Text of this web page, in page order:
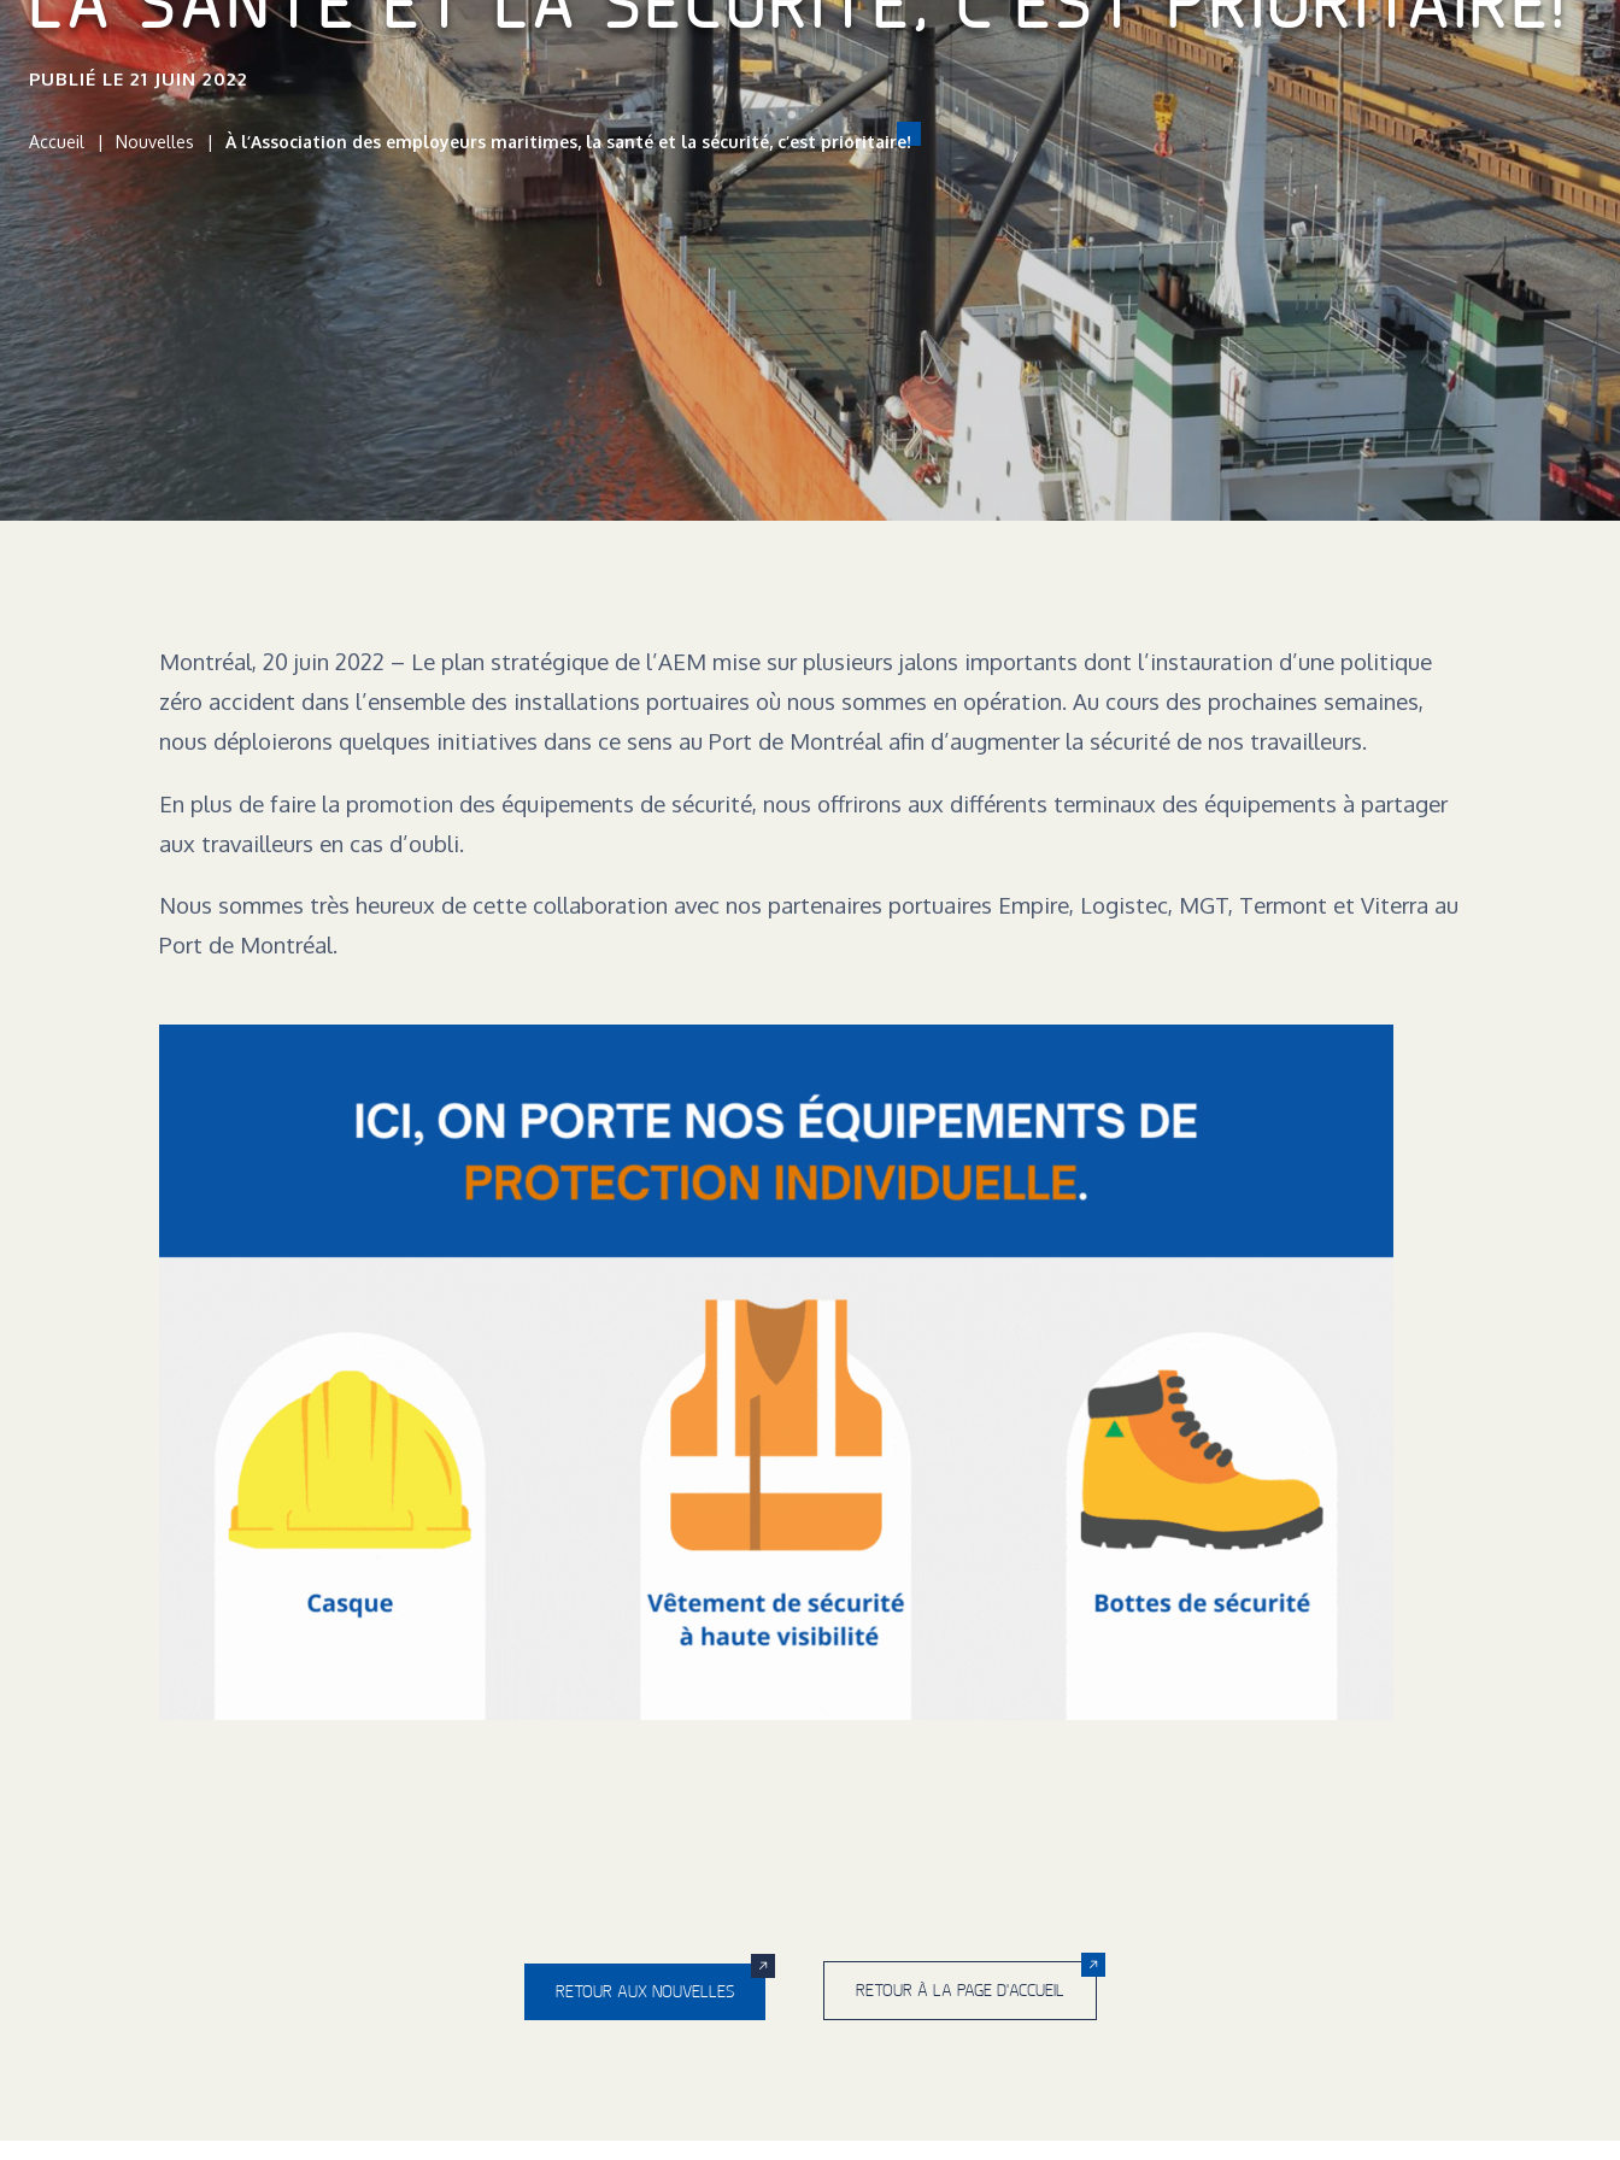
PUBLIÉ LE 21 JUIN 2022
Accueil Nouvelles À l’Association des employeurs maritimes, la santé et la sécurité, c’est prioritaire!
Montréal, 20 juin 2022 – Le plan stratégique de l’AEM mise sur plusieurs jalons importants dont l’instauration d’une politique
zéro accident dans l’ensemble des installations portuaires où nous sommes en opération. Au cours des prochaines semaines,
nous déploierons quelques initiatives dans ce sens au Port de Montréal afin d’augmenter la sécurité de nos travailleurs.
En plus de faire la promotion des équipements de sécurité, nous offrirons aux différents terminaux des équipements à partager
aux travailleurs en cas d’oubli.
Nous sommes très heureux de cette collaboration avec nos partenaires portuaires Empire, Logistec, MGT, Termont et Viterra au
Port de Montréal.
RETOUR AUX NOUVELLES RETOUR À LA PAGE D'ACCUEIL